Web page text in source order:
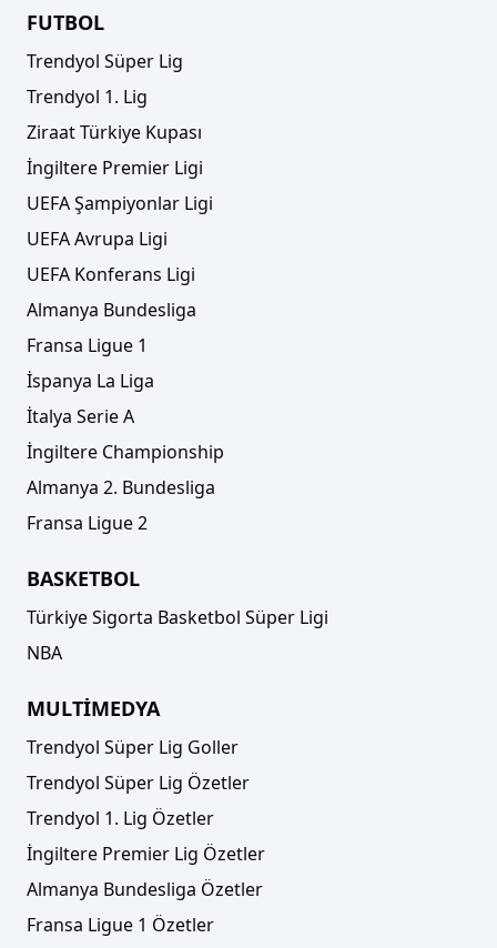
FUTBOL
Trendyol Süper Lig
Trendyol 1. Lig
Ziraat Türkiye Kupası
İngiltere Premier Ligi
UEFA Şampiyonlar Ligi
UEFA Avrupa Ligi
UEFA Konferans Ligi
Almanya Bundesliga
Fransa Ligue 1
İspanya La Liga
İtalya Serie A
İngiltere Championship
Almanya 2. Bundesliga
Fransa Ligue 2
BASKETBOL
Türkiye Sigorta Basketbol Süper Ligi
NBA
MULTİMEDYA
Trendyol Süper Lig Goller
Trendyol Süper Lig Özetler
Trendyol 1. Lig Özetler
İngiltere Premier Lig Özetler
Almanya Bundesliga Özetler
Fransa Ligue 1 Özetler